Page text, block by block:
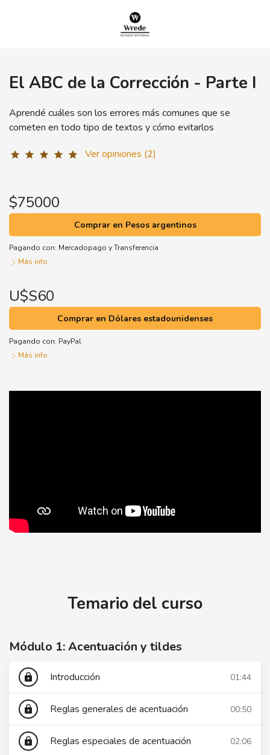
El ABC de la Corrección - Parte I
Aprendé cuáles son los errores más comunes que se
cometen en todo tipo de textos y cómo evitarlos
star star star star star Ver opiniones (2)
$75000
Comprar en Pesos argentinos
Pagando con: Mercadopago yTransferencia
Más info
U$S60
Comprar en Dólares estadounidenses
Pagando con: PayPal
Más info
Temario del curso
Módulo 1: Acentuación y tildes
lock Introducción 01:44
lock Reglas generales de acentuación 00:50
lock Reglas especiales de acentuación 02:06